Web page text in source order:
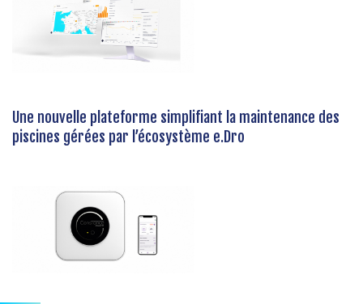
Une nouvelle plateforme simplifiant la maintenance des
piscines gérées par l’écosystème e.Dro